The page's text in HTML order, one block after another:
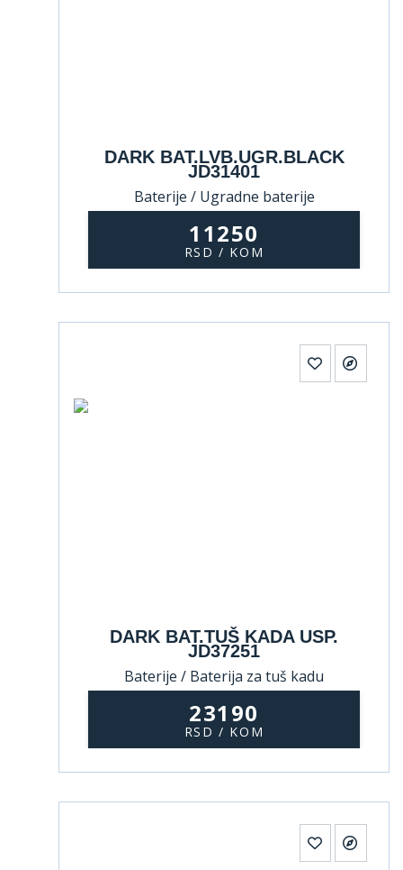
DARK BAT.LVB.UGR.BLACK
JD31401
Baterije / Ugradne baterije
11250
RSD / KOM
DARK BAT.TUŠ KADA USP.
JD37251
Baterije / Baterija za tuš kadu
23190
RSD / KOM